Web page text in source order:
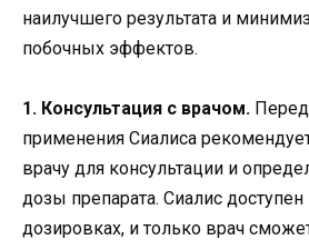
наилучшего результата и
побочных эффектов.
1. Консультация с врачом.
применения Сиалиса
врачу для консультации и
дозы препарата. Сиалис
дозировках, и только врач